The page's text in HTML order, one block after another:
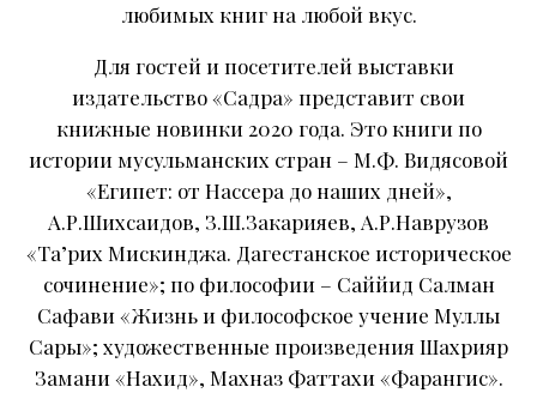
любимых книг на любой вкус.
Для гостей и посетителей выставки
издательство «Садра» представит свои
книжные новинки 2020 года. Это книги по
истории мусульманских стран – М.Ф. Видясовой
«Египет: от Нассера до наших дней»,
А.Р.Шихсаидов, З.Ш.Закарияев, А.Р.Наврузов
«Та’рих Мискинджа. Дагестанское историческое
сочинение»; по философии – Саййид Салман
Сафави «Жизнь и философское учение Муллы
Сары»; художественные произведения Шахрияр
Замани «Нахид», Махназ Фаттахи «Фарангис».